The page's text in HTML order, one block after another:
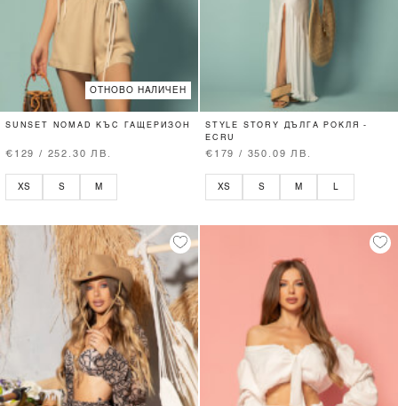
ОТНОВО НАЛИЧЕН
SUNSET NOMAD КЪС ГАЩЕРИЗОН
€129 / 252.30 ЛВ.
XS S M
STYLE STORY ДЪЛГА РОКЛЯ -
ECRU
€179 / 350.09 ЛВ.
XS S M